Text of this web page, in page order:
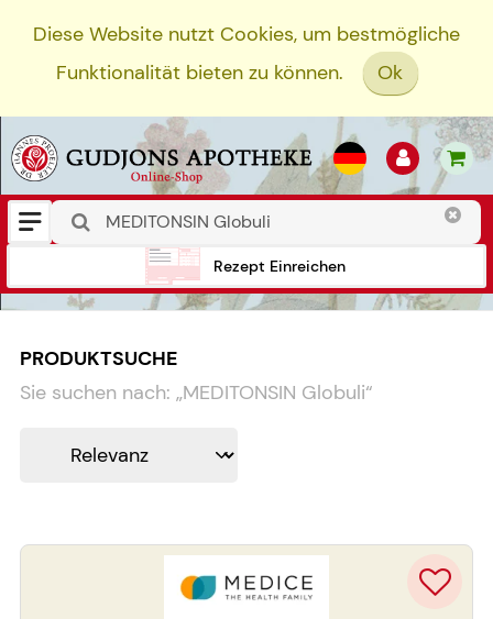
Diese Website nutzt Cookies, um bestmögliche
Funktionalität bieten zu können.
Ok
Rezept Einreichen
PRODUKTSUCHE
Sie suchen nach: „MEDITONSIN Globuli“